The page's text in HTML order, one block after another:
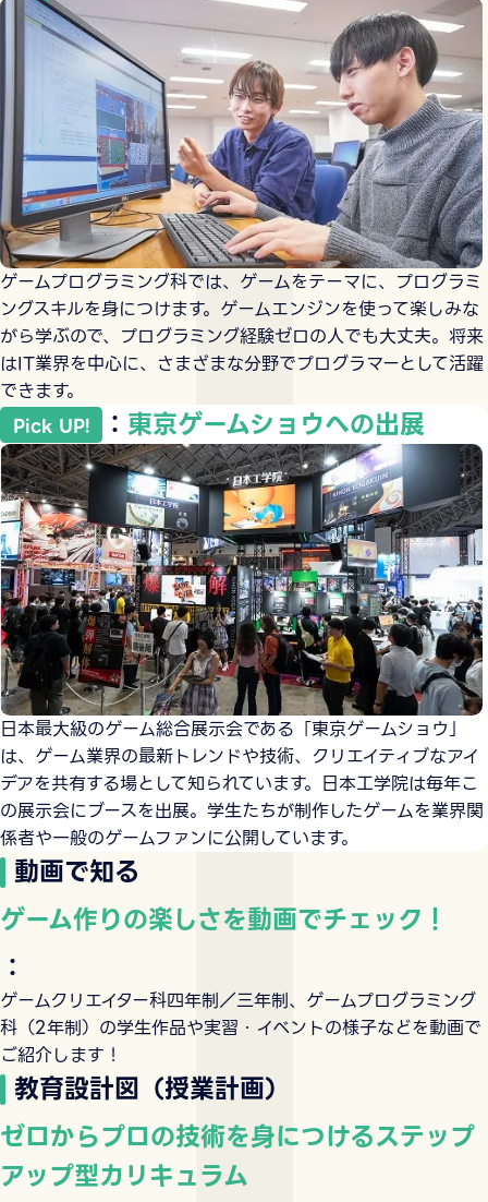
ゲームプログラミング科では、ゲームをテーマに、プログラミ
ングスキルを身につけます。ゲームエンジンを使って楽しみな
がら学ぶので、プログラミング経験ゼロの人でも大丈夫。将来
はIT業界を中心に、さまざまな分野でプログラマーとして活躍
できます。
Pick UP!
： 東京ゲームショウへの出展
日本最大級のゲーム総合展示会である「東京ゲームショウ」
は、ゲーム業界の最新トレンドや技術、クリエイティブなアイ
デアを共有する場として知られています。日本工学院は毎年こ
の展示会にブースを出展。学生たちが制作したゲームを業界関
係者や一般のゲームファンに公開しています。
動画で知る
：
ゲーム作りの楽しさを動画でチェック！
ゲームクリエイター科四年制／三年制、ゲームプログラミング
科（2年制）の学生作品や実習・イベントの様子などを動画で
ご紹介します！
教育設計図（授業計画）
ゼロからプロの技術を身につけるステップ
アップ型カリキュラム